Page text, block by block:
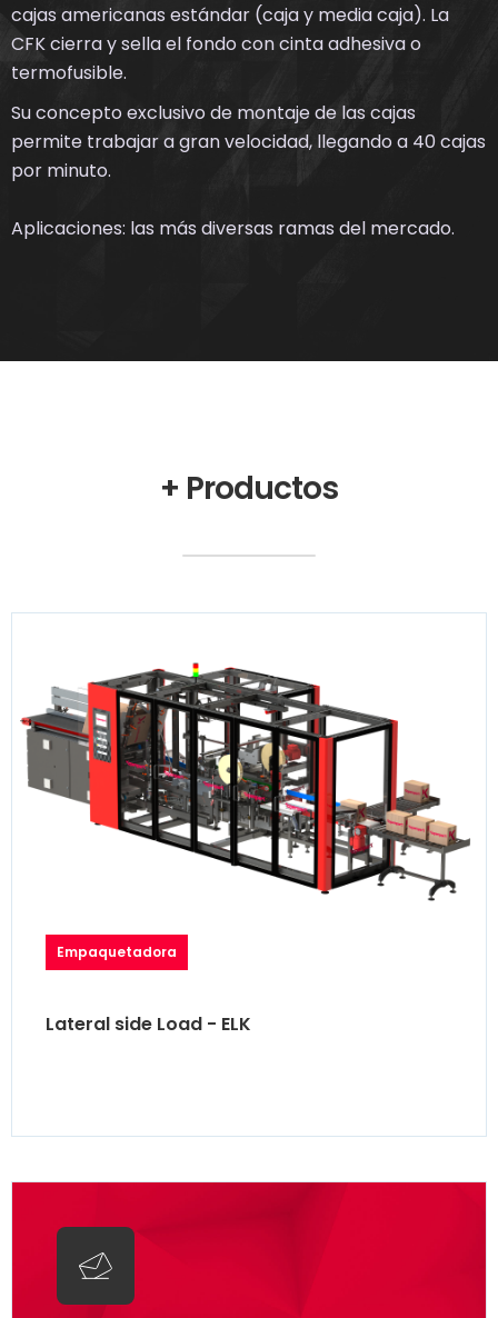
cajas americanas estándar (caja y media caja). La
CFK cierra y sella el fondo con cinta adhesiva o
termofusible.
Su concepto exclusivo de montaje de las cajas
permite trabajar a gran velocidad, llegando a 40 cajas
por minuto.
Aplicaciones: las más diversas ramas del mercado.
+ Productos
Empaquetadora
Lateral side Load - ELK